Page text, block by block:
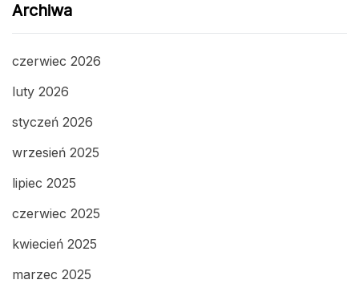
Archiwa
czerwiec 2026
luty 2026
styczeń 2026
wrzesień 2025
lipiec 2025
czerwiec 2025
kwiecień 2025
marzec 2025